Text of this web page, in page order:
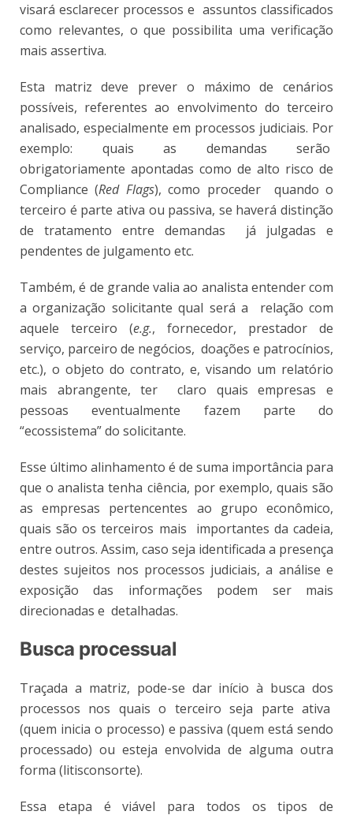
visará esclarecer processos e assuntos classificados
como relevantes, o que possibilita uma verificação
mais assertiva.
Esta matriz deve prever o máximo de cenários
possíveis, referentes ao envolvimento do terceiro
analisado, especialmente em processos judiciais. Por
exemplo: quais as demandas serão
obrigatoriamente apontadas como de alto risco de
Compliance (Red Flags), como proceder quando o
terceiro é parte ativa ou passiva, se haverá distinção
de tratamento entre demandas já julgadas e
pendentes de julgamento etc.
Também, é de grande valia ao analista entender com
a organização solicitante qual será a relação com
aquele terceiro (e.g., fornecedor, prestador de
serviço, parceiro de negócios, doações e patrocínios,
etc.), o objeto do contrato, e, visando um relatório
mais abrangente, ter claro quais empresas e
pessoas eventualmente fazem parte do
“ecossistema” do solicitante.
Esse último alinhamento é de suma importância para
que o analista tenha ciência, por exemplo, quais são
as empresas pertencentes ao grupo econômico,
quais são os terceiros mais importantes da cadeia,
entre outros. Assim, caso seja identificada a presença
destes sujeitos nos processos judiciais, a análise e
exposição das informações podem ser mais
direcionadas e detalhadas.
Busca processual
Traçada a matriz, pode-se dar início à busca dos
processos nos quais o terceiro seja parte ativa
(quem inicia o processo) e passiva (quem está sendo
processado) ou esteja envolvida de alguma outra
forma (litisconsorte).
Essa etapa é viável para todos os tipos de